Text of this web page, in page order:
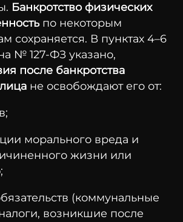
Банкротство физических
по некоторым
сохраняется. В пунктах 4–6
№ 127-ФЗ указано,
после банкротства
не освобождают его от:
морального вреда и
жизни или
(коммунальные
возникшие после